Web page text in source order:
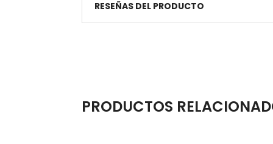
RESEÑAS DEL PRODUCTO
PRODUCTOS